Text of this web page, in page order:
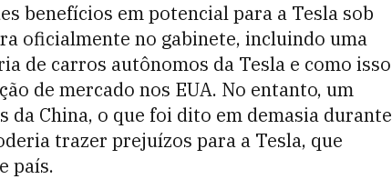
benefícios em potencial para a Tesla sob
oficialmente no gabinete, incluindo uma
de carros autônomos da Tesla e como isso
de mercado nos EUA. No entanto, um
China, o que foi dito em demasia durante
trazer prejuízos para a Tesla, que
país.